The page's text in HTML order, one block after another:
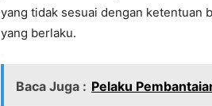
yang tidak sesuai dengan ketentuan
yang berlaku.
Baca Juga : Pelaku